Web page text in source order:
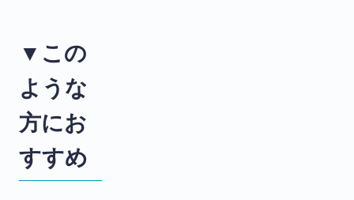
▼ この
ような
方にお
すすめ